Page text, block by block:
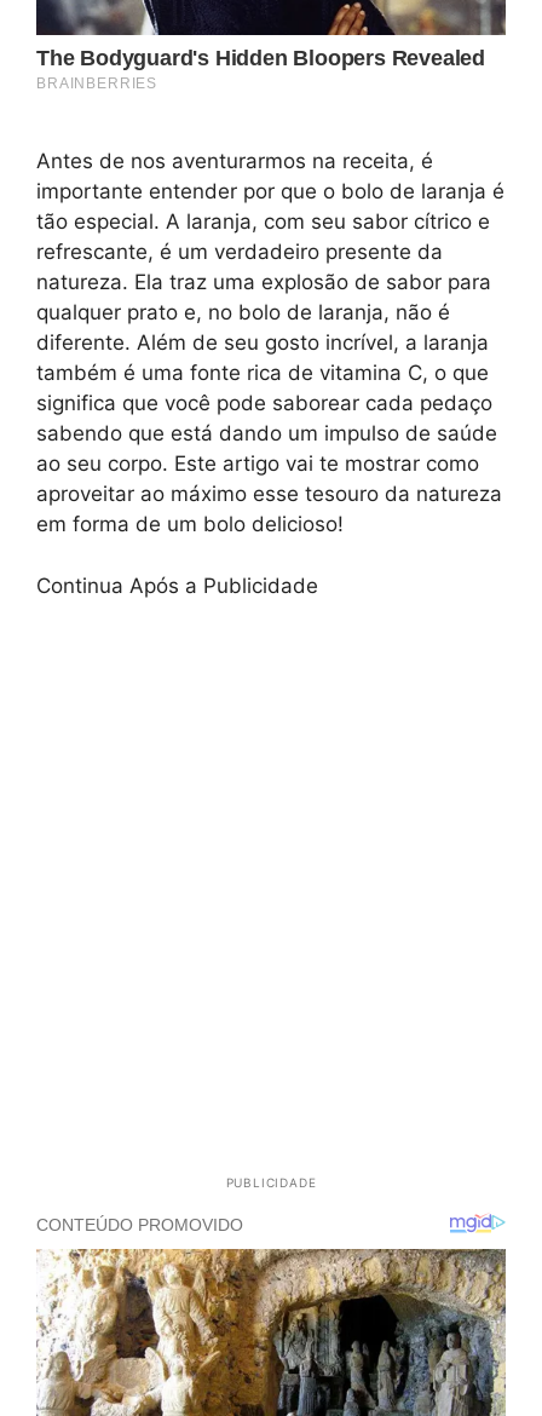
Antes de nos aventurarmos na receita, é
importante entender por que o bolo de laranja é
tão especial. A laranja, com seu sabor cítrico e
refrescante, é um verdadeiro presente da
natureza. Ela traz uma explosão de sabor para
qualquer prato e, no bolo de laranja, não é
diferente. Além de seu gosto incrível, a laranja
também é uma fonte rica de vitamina C, o que
significa que você pode saborear cada pedaço
sabendo que está dando um impulso de saúde
ao seu corpo. Este artigo vai te mostrar como
aproveitar ao máximo esse tesouro da natureza
em forma de um bolo delicioso!
Continua Após a Publicidade
PUBLICIDADE